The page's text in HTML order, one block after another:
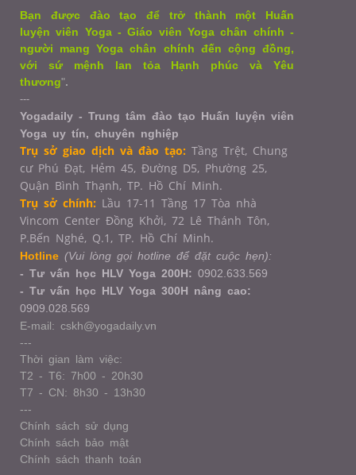
Bạn được đào tạo để trở thành một Huấn
luyện viên Yoga - Giáo viên Yoga chân chính -
người mang Yoga chân chính đến cộng đồng,
với sứ mệnh lan tỏa Hạnh phúc và Yêu
thương".
---
Yogadaily - Trung tâm đào tạo Huấn luyện viên
Yoga uy tín, chuyên nghiệp
Trụ sở giao dịch và đào tạo: Tầng Trệt, Chung
cư Phú Đạt, Hẻm 45, Đường D5, Phường 25,
Quận Bình Thạnh, TP. Hồ Chí Minh.
Trụ sở chính: Lầu 17-11 Tầng 17 Tòa nhà
Vincom Center Đồng Khởi, 72 Lê Thánh Tôn,
P.Bến Nghé, Q.1, TP. Hồ Chí Minh.
Hotline (Vui lòng gọi hotline để đặt cuộc hẹn):
- Tư vấn học HLV Yoga 200H: 0902.633.569
- Tư vấn học HLV Yoga 300H nâng cao:
0909.028.569
E-mail: cskh@yogadaily.vn
---
Thời gian làm việc:
T2 - T6: 7h00 - 20h30
T7 - CN: 8h30 - 13h30
---
Chính sách sử dụng
Chính sách bảo mật
Chính sách thanh toán